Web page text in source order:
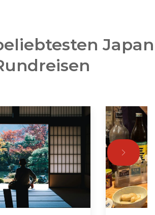
Japan